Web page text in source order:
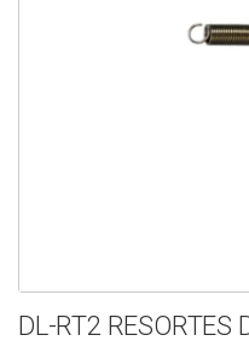
DL-RT2 RESORTES